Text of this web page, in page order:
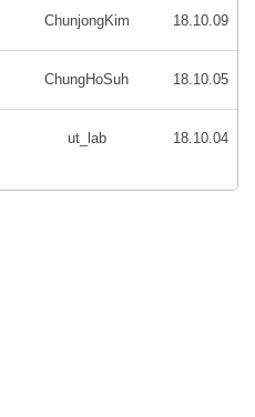
ChunjongKim 18.10.09
ChungHoSuh 18.10.05
ut_lab 18.10.04